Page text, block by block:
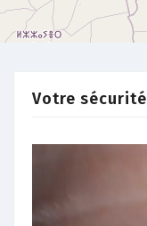
Votre